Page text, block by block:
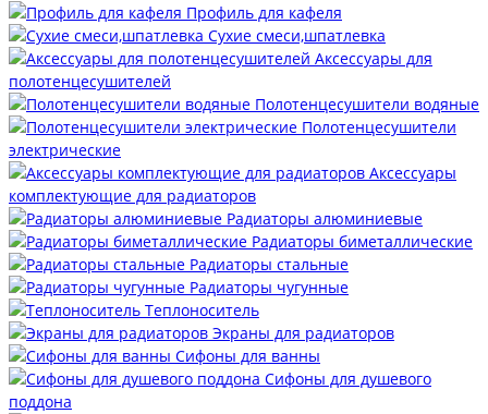
Профиль для кафеля
Сухие смеси,шпатлевка
Аксессуары для
полотенцесушителей
Полотенцесушители водяные
Полотенцесушители
электрические
Аксессуары
комплектующие для радиаторов
Радиаторы алюминиевые
Радиаторы биметаллические
Радиаторы стальные
Радиаторы чугунные
Теплоноситель
Экраны для радиаторов
Сифоны для ванны
Сифоны для душевого
поддона